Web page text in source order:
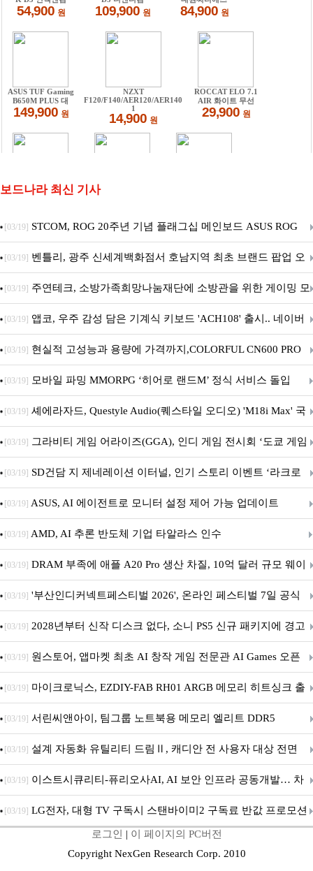
보드나라 최신 기사
[03/19] STCOM, ROG 20주년 기념 플래그십 메인보드 ASUS ROG
Crosshair X870E EDITION 20 국내 출시 예정
[03/19] 벤틀리, 광주 신세계백화점서 호남지역 최초 브랜드 팝업 오
픈
[03/19] 주연테크, 소방가족희망나눔재단에 소방관을 위한 게이밍 모
니터·스마트 펫 침대 기부
[03/19] 앱코, 우주 감성 담은 기계식 키보드 'ACH108' 출시.. 네이버
브랜드데이 기획전 진행
[03/19] 현실적 고성능과 용량에 가격까지,COLORFUL CN600 PRO
M.2 NVMe 디앤디컴 1TB
[03/19] 모바일 파밍 MMORPG ‘히어로 랜드M’ 정식 서비스 돌입
[03/19] 셰에라자드, Questyle Audio(퀘스타일 오디오) 'M18i Max' 국
내 정식 출시
[03/19] 그라비티 게임 어라이즈(GGA), 인디 게임 전시회 ‘도쿄 게임
던전 13’ 참가!
[03/19] SD건담 지 제네레이션 이터널, 인기 스토리 이벤트 ‘라크로
아의 용사’ 재개최 및 풍성한 기념 이벤트 실시!
[03/19] ASUS, AI 에이전트로 모니터 설정 제어 가능 업데이트
[03/19] AMD, AI 추론 반도체 기업 타알라스 인수
[03/19] DRAM 부족에 애플 A20 Pro 생산 차질, 10억 달러 규모 웨이
퍼 대기
[03/19] '부산인디커넥트페스티벌 2026', 온라인 페스티벌 7일 공식
개막... 22일간 진행
[03/19] 2028년부터 신작 디스크 없다, 소니 PS5 신규 패키지에 경고
문 추가
[03/19] 원스토어, 앱마켓 최초 AI 창작 게임 전문관 AI Games 오픈
[03/19] 마이크로닉스, EZDIY-FAB RH01 ARGB 메모리 히트싱크 출
시
[03/19] 서린씨앤아이, 팀그룹 노트북용 메모리 엘리트 DDR5
5600MHz 16GB 출시
[03/19] 설계 자동화 유틸리티 드림Ⅱ, 캐디안 전 사용자 대상 전면
무상 배포
[03/19] 이스트시큐리티-퓨리오사AI, AI 보안 인프라 공동개발… 차
세대 AI 보안 플랫폼 구축
[03/19] LG전자, 대형 TV 구독시 스탠바이미2 구독료 반값 프로모션
로그인 | 이 페이지의 PC버전
Copyright NexGen Research Corp. 2010